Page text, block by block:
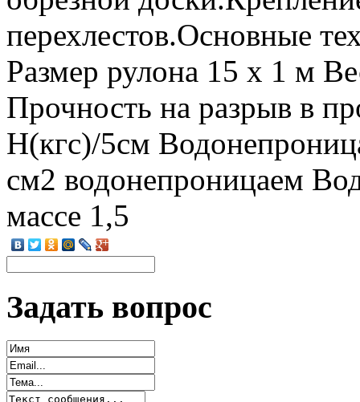
перехлестов.Основные
Размер рулона 15 х 1 м
Прочность на разрыв в
Н(кгс)/5см
см2 водонепроницаем
массе 1,5
Задать вопрос